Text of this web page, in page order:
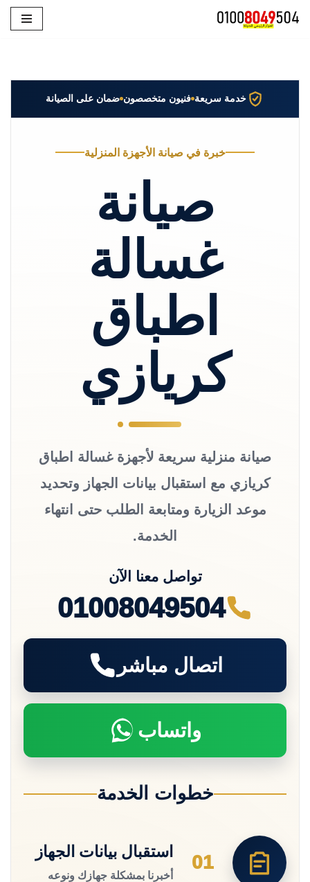
خدمة سريعة فنيون متخصصون ضمان على الصيانة
خبرة في صيانة الأجهزة المنزلية
صيانة
غسالة
اطباق
كريازي
صيانة منزلية سريعة لأجهزة غسالة اطباق
كريازي مع استقبال بيانات الجهاز وتحديد
موعد الزيارة ومتابعة الطلب حتى انتهاء
الخدمة.
تواصل معنا الآن
01008049504
اتصال مباشر
واتساب
خطوات الخدمة
01
استقبال بيانات الجهاز
أخبرنا بمشكلة جهازك ونوعه